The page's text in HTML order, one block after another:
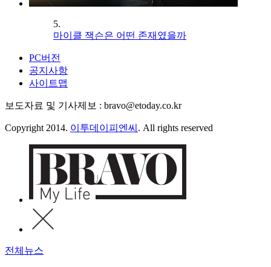
5.
마이클 잭슨은 어떤 존재였을까
PC버전
공지사항
사이트맵
보도자료 및 기사제보 : bravo@etoday.co.kr
Copyright 2014. 이투데이피엔씨 . All rights reserved
전체뉴스